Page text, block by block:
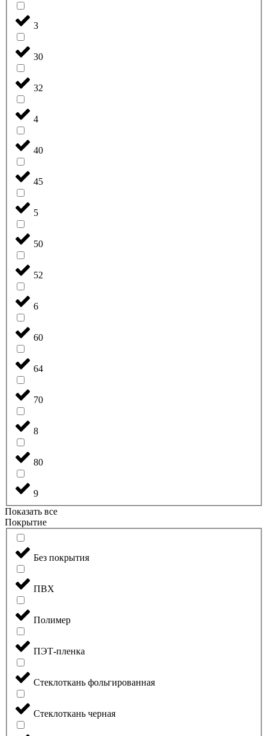
3
30
32
4
40
45
5
50
52
6
60
64
70
8
80
9
Показать все
Покрытие
Без покрытия
ПВХ
Полимер
ПЭТ-пленка
Стеклоткань фольгированная
Стеклоткань черная